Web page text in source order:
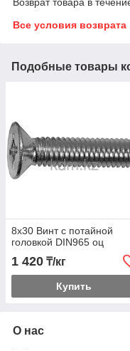
Все условия возврата
Подобные товары
8х30 Винт с потайной
головкой DIN965 оц
1 420 ₸/кг
Купить
О нас